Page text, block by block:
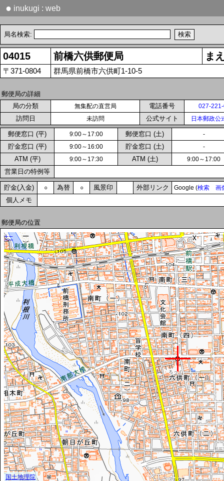
● inukugi : web
局名検索:
04015 前橋六供郵便局 ま
〒371-0804 群馬県前橋市六供町1-10-5
郵便局の詳細
局の分類
無集配の直営局 電話番号 027-
訪問日 未訪問 公式サイト 日本郵政公
郵便窓口 (平) 9:00～17:00 郵便窓口 (土) -
貯金窓口 (平) 9:00～16:00 貯金窓口 (土) -
ATM (平) 9:00～17:30 ATM (土) 9:00～17:00
営業日の特例等
貯金(入金) ○ 為替 ○ 風景印 外部リンク Google (検索 画
個人メモ
郵便局の位置